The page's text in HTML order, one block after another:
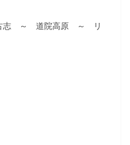
古志 ～ 道院高原 ～ リ